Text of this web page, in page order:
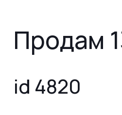
Продам
id 4820